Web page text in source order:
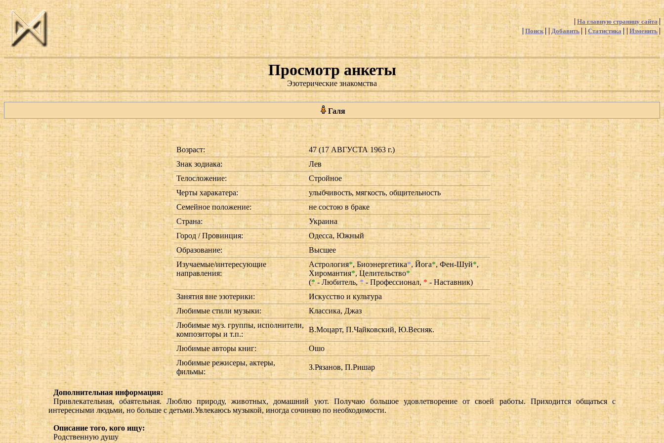
На главную страницу сайта
Поиск
Добавить Статистика Изменить
Просмотр анкеты
Эзотерические знакомства
Галя
Возраст:
47 (17 АВГУСТА 1963 г.)
Знак зодиака:
Лев
Телосложение:
Стройное
Черты харакатера:
улыбчивость, мягкость, общительность
Семейное положение:
не состою в браке
Страна:
Украина
Город / Провинция:
Одесса, Южный
Образование:
Высшее
Изучаемые/интересующие
направления:
Астрология*,Биоэнергетика*,Йога*, Фен-Шуй*,
Хиромантия*,Целительство*
(*- Любитель, *- Профессионал, *- Наставник)
Занятия вне эзотерики:
Искусство и культура
Любимые стили музыки:
Классика, Джаз
Любимые муз. группы, исполнители,
композиторы и т.п.:
В.Моцарт, П.Чайковский, Ю.Весняк.
Любимые авторы книг:
Ошо
Любимые режисеры, актеры,
фильмы:
З.Рязанов, П.Ришар
Дополнительная информация:
Привлекательная, обаятельная. Люблю природу, животных, домашний уют. Получаю большое удовлетворение от своей работы. Приходится общаться с
интересными людьми, но больше с детьми.Увлекаюсь музыкой, иногда сочиняю по необходимости.
Описание того, кого ищу:
Родственную душу